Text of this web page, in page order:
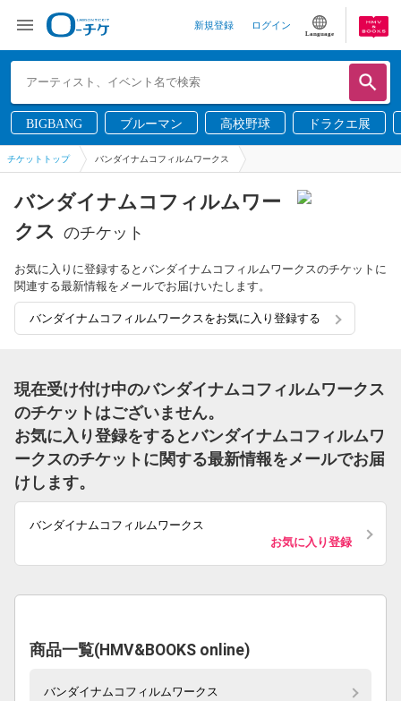
新規登録 ログイン
Language
BIGBANG ブルーマン 高校野球 ドラクエ展
チケットトップ バンダイナムコフィルムワークス
バンダイナムコフィルムワー
クス のチケット
お気に入りに登録するとバンダイナムコフィルムワークスのチケットに
関連する最新情報をメールでお届けいたします。
バンダイナムコフィルムワークスをお気に入り登録する
現在受け付け中のバンダイナムコフィルムワークス
のチケットはございません。
お気に入り登録をするとバンダイナムコフィルムワ
ークスのチケットに関する最新情報をメールでお届
けします。
バンダイナムコフィルムワークス
お気に入り登録
商品一覧(HMV&BOOKS online)
バンダイナムコフィルムワークス